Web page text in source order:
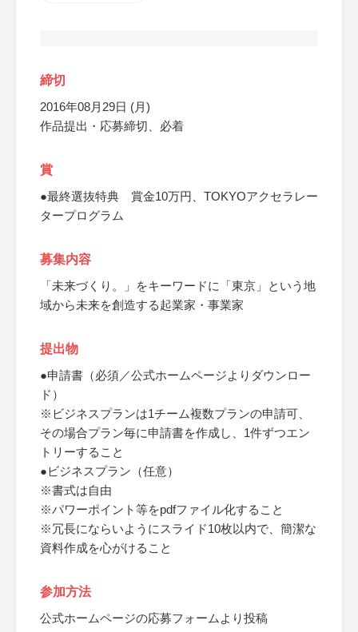
締切
2016年08月29日 (月)
作品提出・応募締切、必着
賞
●最終選抜特典 賞金10万円、TOKYOアクセラレー
タープログラム
募集内容
「未来づくり。」をキーワードに「東京」という地
域から未来を創造する起業家・事業家
提出物
●申請書（必須／公式ホームページよりダウンロー
ド）
※ビジネスプランは1チーム複数プランの申請可、
その場合プラン毎に申請書を作成し、1件ずつエン
トリーすること
●ビジネスプラン（任意）
※書式は自由
※パワーポイント等をpdfファイル化すること
※冗長にならいようにスライド10枚以内で、簡潔な
資料作成を心がけること
参加方法
公式ホームページの応募フォームより投稿